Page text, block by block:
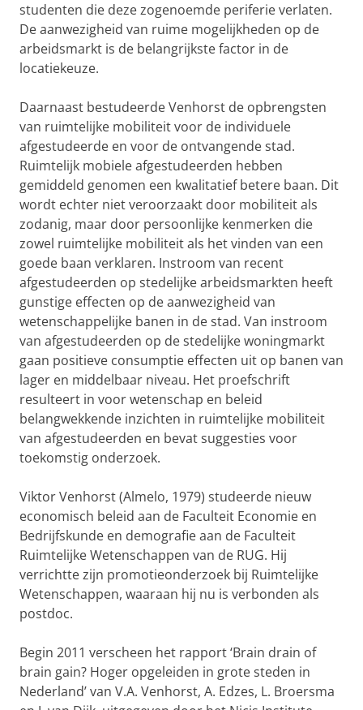
studenten die deze zogenoemde periferie verlaten.
De aanwezigheid van ruime mogelijkheden op de
arbeidsmarkt is de belangrijkste factor in de
locatiekeuze.
Daarnaast bestudeerde Venhorst de opbrengsten
van ruimtelijke mobiliteit voor de individuele
afgestudeerde en voor de ontvangende stad.
Ruimtelijk mobiele afgestudeerden hebben
gemiddeld genomen een kwalitatief betere baan. Dit
wordt echter niet veroorzaakt door mobiliteit als
zodanig, maar door persoonlijke kenmerken die
zowel ruimtelijke mobiliteit als het vinden van een
goede baan verklaren. Instroom van recent
afgestudeerden op stedelijke arbeidsmarkten heeft
gunstige effecten op de aanwezigheid van
wetenschappelijke banen in de stad. Van instroom
van afgestudeerden op de stedelijke woningmarkt
gaan positieve consumptie effecten uit op banen van
lager en middelbaar niveau. Het proefschrift
resulteert in voor wetenschap en beleid
belangwekkende inzichten in ruimtelijke mobiliteit
van afgestudeerden en bevat suggesties voor
toekomstig onderzoek.
Viktor Venhorst (Almelo, 1979) studeerde nieuw
economisch beleid aan de Faculteit Economie en
Bedrijfskunde en demografie aan de Faculteit
Ruimtelijke Wetenschappen van de RUG. Hij
verrichtte zijn promotieonderzoek bij Ruimtelijke
Wetenschappen, waaraan hij nu is verbonden als
postdoc.
Begin 2011 verscheen het rapport ‘Brain drain of
brain gain? Hoger opgeleiden in grote steden in
Nederland’ van V.A. Venhorst, A. Edzes, L. Broersma